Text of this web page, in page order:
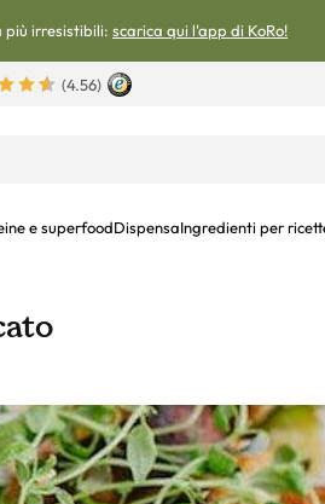
più irresistibili: scarica qui l'app di KoRo!
(4.56)
e superfoodDispensaIngredienti per